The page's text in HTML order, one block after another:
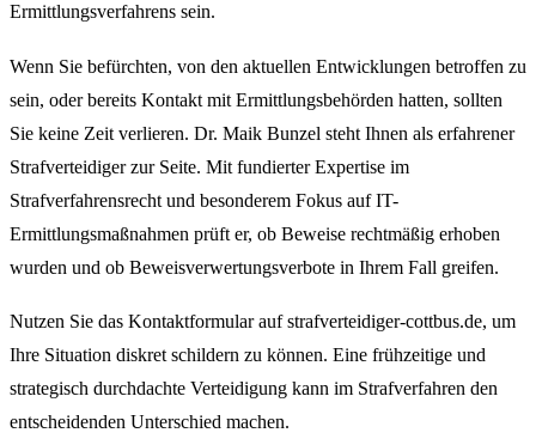
Ermittlungsverfahrens sein.
Wenn Sie befürchten, von den aktuellen Entwicklungen betroffen zu
sein, oder bereits Kontakt mit Ermittlungsbehörden hatten, sollten
Sie keine Zeit verlieren. Dr. Maik Bunzel steht Ihnen als erfahrener
Strafverteidiger zur Seite. Mit fundierter Expertise im
Strafverfahrensrecht und besonderem Fokus auf IT-
Ermittlungsmaßnahmen prüft er, ob Beweise rechtmäßig erhoben
wurden und ob Beweisverwertungsverbote in Ihrem Fall greifen.
Nutzen Sie das Kontaktformular auf strafverteidiger-cottbus.de, um
Ihre Situation diskret schildern zu können. Eine frühzeitige und
strategisch durchdachte Verteidigung kann im Strafverfahren den
entscheidenden Unterschied machen.